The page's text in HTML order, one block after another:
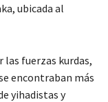
ubicada al
fuerzas kurdas,
encontraban más
yihadistas y